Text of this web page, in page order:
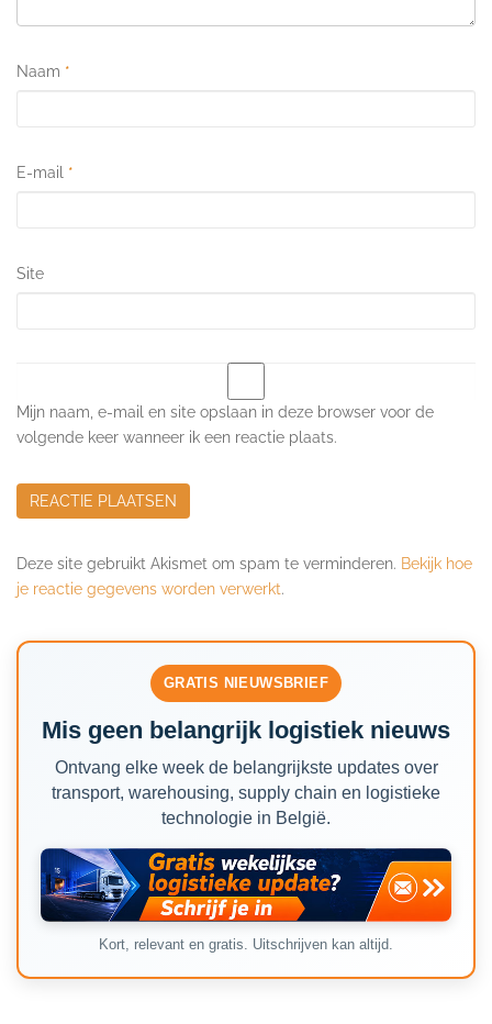
Naam *
E-mail *
Site
Mijn naam, e-mail en site opslaan in deze browser voor de
volgende keer wanneer ik een reactie plaats.
Deze site gebruikt Akismet om spam te verminderen. Bekijk hoe
je reactie gegevens worden verwerkt.
GRATIS NIEUWSBRIEF
Mis geen belangrijk logistiek nieuws
Ontvang elke week de belangrijkste updates over
transport, warehousing, supply chain en logistieke
technologie in België.
Kort, relevant en gratis. Uitschrijven kan altijd.